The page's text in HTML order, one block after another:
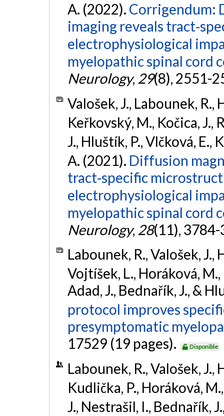
A. (2022). Corrigendum:
imaging reveals
electrophysiological
myelopathic spinal cord
Neurology, 29(8), 2551-
Valošek, J., Labounek, R.,
Keřkovský, M., Kočica, J.,
J., Hluštík, P., Vlčková, E.,
A. (2021). Diffusion
tract‐specific
electrophysiological
myelopathic spinal cord
Neurology, 28(11),
Labounek, R., Valošek, J.,
Vojtíšek, L., Horáková,
Adad, J., Bednařík, J., &
protocol improves
presymptomatic
17529 (19 pages).
Disponible
Labounek, R., Valošek, J.,
Kudlička, P., Horáková,
J., Nestrašil, I., Bednařík,